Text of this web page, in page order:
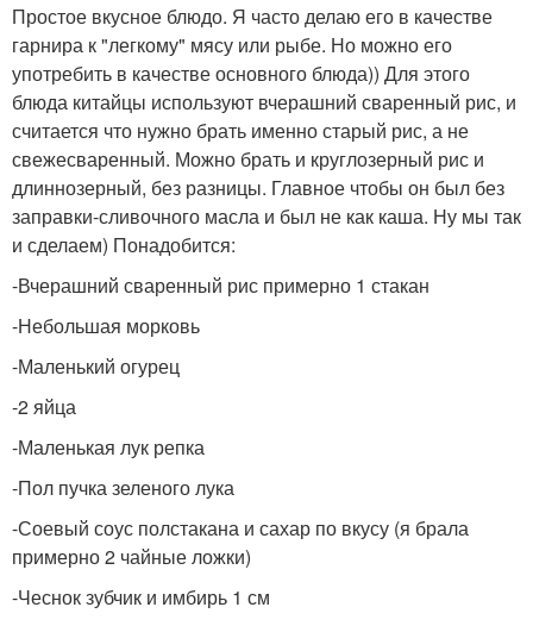
Простое вкусное блюдо. Я часто делаю его в качестве
гарнира к "легкому" мясу или рыбе. Но можно его
употребить в качестве основного блюда)) Для этого
блюда китайцы используют вчерашний сваренный рис, и
считается что нужно брать именно старый рис, а не
свежесваренный. Можно брать и круглозерный рис и
длиннозерный, без разницы. Главное чтобы он был без
заправки-сливочного масла и был не как каша. Ну мы так
и сделаем) Понадобится:
-Вчерашний сваренный рис примерно 1 стакан
-Небольшая морковь
-Маленький огурец
-2 яйца
-Маленькая лук репка
-Пол пучка зеленого лука
-Соевый соус полстакана и сахар по вкусу (я брала
примерно 2 чайные ложки)
-Чеснок зубчик и имбирь 1 см